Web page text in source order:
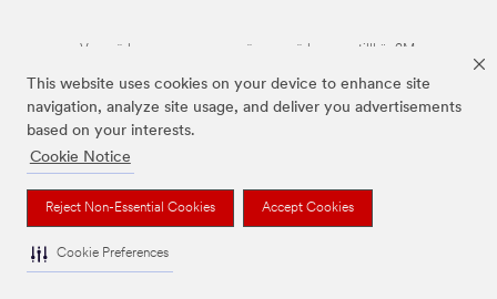
This website uses cookies on your device to enhance site
navigation, analyze site usage, and deliver you advertisements
based on your interests.
Cookie Notice
Reject Non-Essential Cookies Accept Cookies
Cookie Preferences
Varumärken som anges ovan är varumärken som tillhör 3M.